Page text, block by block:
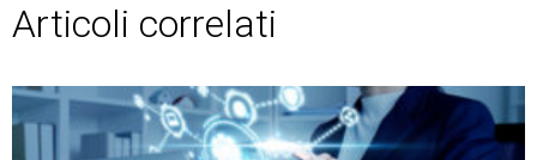
Articoli correlati